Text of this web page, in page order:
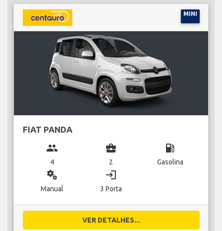
MINI
FIAT PANDA
group
4
business_center
2
local_gas_station
Gasolina
miscellaneous_services
Manual
login
3 Porta
VER DETALHES...